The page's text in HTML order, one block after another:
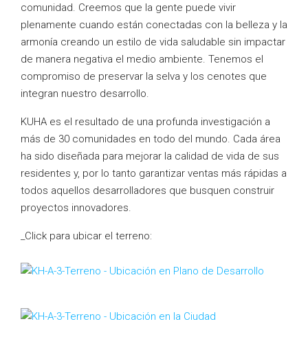
comunidad. Creemos que la gente puede vivir
plenamente cuando están conectadas con la belleza y la
armonía creando un estilo de vida saludable sin impactar
de manera negativa el medio ambiente. Tenemos el
compromiso de preservar la selva y los cenotes que
integran nuestro desarrollo.
KUHA es el resultado de una profunda investigación a
más de 30 comunidades en todo del mundo. Cada área
ha sido diseñada para mejorar la calidad de vida de sus
residentes y, por lo tanto garantizar ventas más rápidas a
todos aquellos desarrolladores que busquen construir
proyectos innovadores.
_Click para ubicar el terreno: